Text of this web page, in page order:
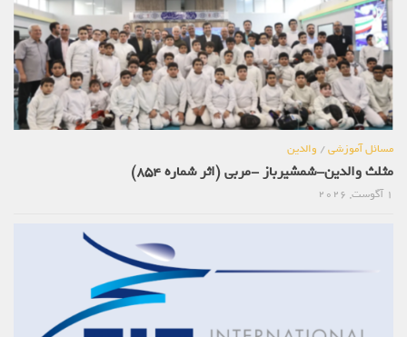
مسائل آموزشی/والدین
مثلث والدین-شمشیرباز -مربی (اثر شماره 854)